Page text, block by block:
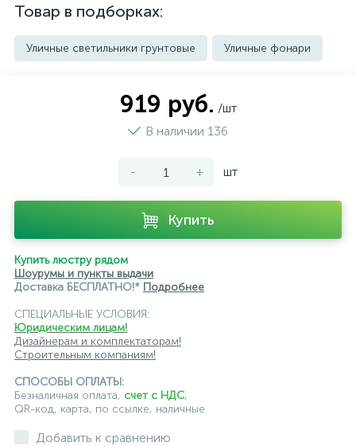
Товар в подборках:
Уличные светильники грунтовые Уличные фонари
919 руб. /шт
В наличии 136
- + шт
Купить
Купить люстру рядом
Шоурумы и пункты выдачи
Доставка БЕСПЛАТНО!* Подробнее
СПЕЦИАЛЬНЫЕ УСЛОВИЯ:
Юридическим лицам!
Дизайнерам и комплектаторам!
Строительным компаниям!
СПОСОБЫ ОПЛАТЫ:
Безналичная оплата, счет с НДС,
QR-код, карта, по ссылке, наличные
Добавить к сравнению